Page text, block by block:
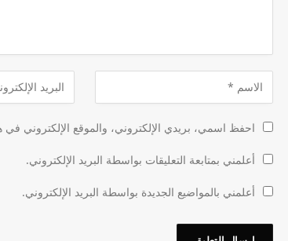
احفظ اسمي، بريدي الإلكتروني، والموقع الإلكتروني في
أعلمني بمتابعة التعليقات بواسطة البريد الإلكتروني.
أعلمني بالمواضيع الجديدة بواسطة البريد الإلكتروني.